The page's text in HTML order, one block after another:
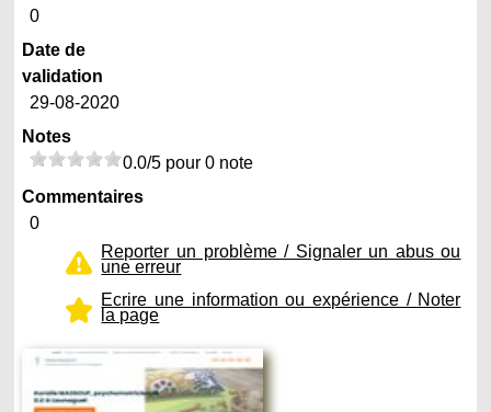
0
Date de
validation
29-08-2020
Notes
0.0/5 pour 0 note
Commentaires
0
Reporter un problème / Signaler un abus ou
une erreur
Ecrire une information ou expérience / Noter
la page